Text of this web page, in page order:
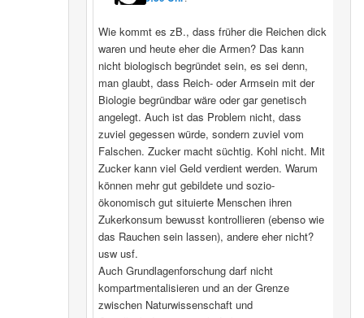
Wie kommt es zB., dass früher die Reichen dick
waren und heute eher die Armen? Das kann
nicht biologisch begründet sein, es sei denn,
man glaubt, dass Reich- oder Armsein mit der
Biologie begründbar wäre oder gar genetisch
angelegt. Auch ist das Problem nicht, dass
zuviel gegessen würde, sondern zuviel vom
Falschen. Zucker macht süchtig. Kohl nicht. Mit
Zucker kann viel Geld verdient werden. Warum
können mehr gut gebildete und sozio-
ökonomisch gut situierte Menschen ihren
Zukerkonsum bewusst kontrollieren (ebenso wie
das Rauchen sein lassen), andere eher nicht?
usw usf.
Auch Grundlagenforschung darf nicht
kompartmentalisieren und an der Grenze
zwischen Naturwissenschaft und